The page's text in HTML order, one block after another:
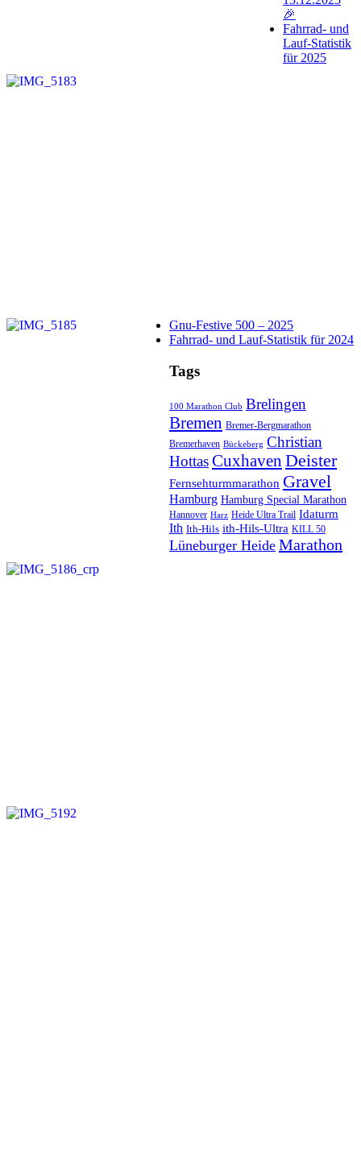
🎉
Fahrrad- und
Lauf-Statistik
für 2025
Gnu-Festive 500 – 2025
Fahrrad- und Lauf-Statistik für 2024
Tags
100 Marathon Club Brelingen
Bremen Bremer-Bergmarathon
Bremerhaven Bückeberg Christian
HottasCuxhaven Deister
Fernsehturmmarathon Gravel
Hamburg Hamburg Special Marathon
Hannover Harz Heide Ultra Trail Idaturm
Ith Ith-Hils ith-Hils-Ultra KILL 50
Lüneburger Heide Marathon